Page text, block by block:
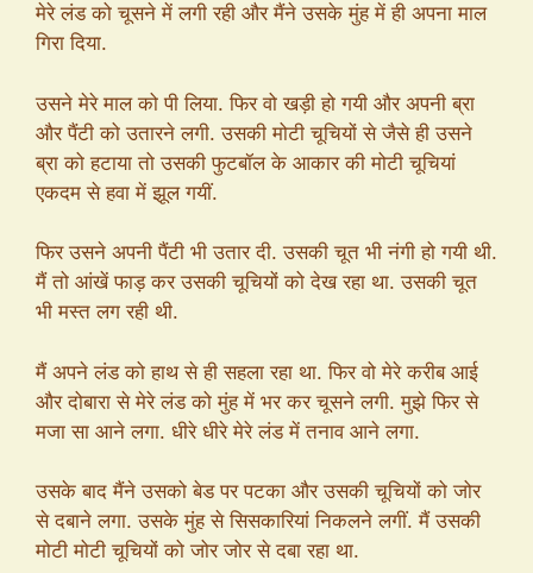
मेरे लंड को चूसने में लगी रही और मैंने उसके मुंह में ही अपना माल
गिरा दिया.
उसने मेरे माल को पी लिया. फिर वो खड़ी हो गयी और अपनी ब्रा
और पैंटी को उतारने लगी. उसकी मोटी चूचियों से जैसे ही उसने
ब्रा को हटाया तो उसकी फुटबॉल के आकार की मोटी चूचियां
एकदम से हवा में झूल गयीं.
फिर उसने अपनी पैंटी भी उतार दी. उसकी चूत भी नंगी हो गयी थी.
मैं तो आंखें फाड़ कर उसकी चूचियों को देख रहा था. उसकी चूत
भी मस्त लग रही थी.
मैं अपने लंड को हाथ से ही सहला रहा था. फिर वो मेरे करीब आई
और दोबारा से मेरे लंड को मुंह में भर कर चूसने लगी. मुझे फिर से
मजा सा आने लगा. धीरे धीरे मेरे लंड में तनाव आने लगा.
उसके बाद मैंने उसको बेड पर पटका और उसकी चूचियों को जोर
से दबाने लगा. उसके मुंह से सिसकारियां निकलने लगीं. मैं उसकी
मोटी मोटी चूचियों को जोर जोर से दबा रहा था.